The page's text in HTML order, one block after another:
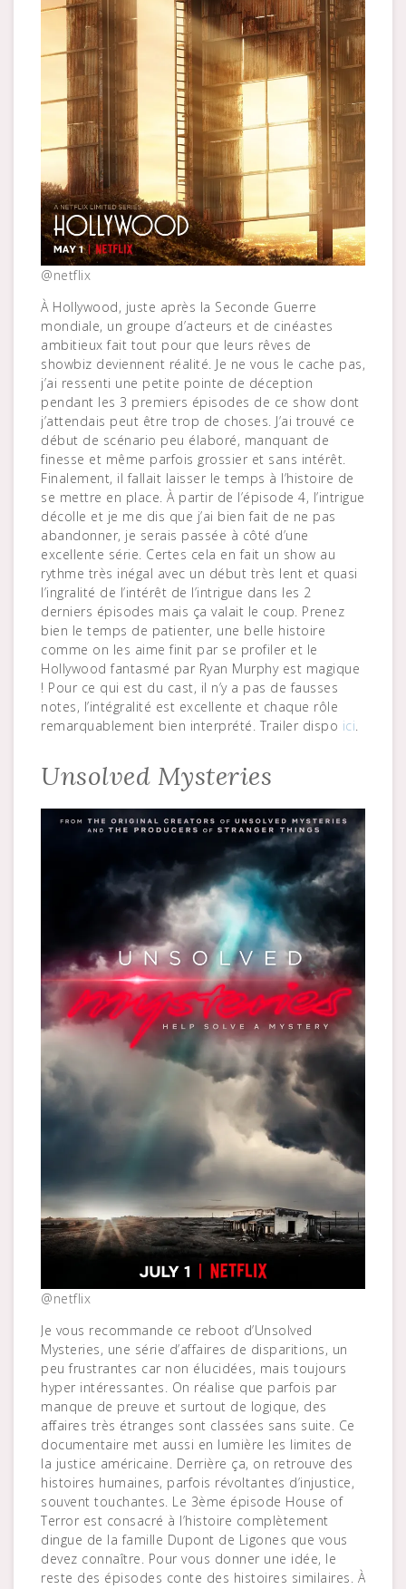
@netflix
À Hollywood, juste après la Seconde Guerre
mondiale, un groupe d’acteurs et de cinéastes
ambitieux fait tout pour que leurs rêves de
showbiz deviennent réalité. Je ne vous le cache pas,
j’ai ressenti une petite pointe de déception
pendant les 3 premiers épisodes de ce show dont
j’attendais peut être trop de choses. J’ai trouvé ce
début de scénario peu élaboré, manquant de
finesse et même parfois grossier et sans intérêt.
Finalement, il fallait laisser le temps à l’histoire de
se mettre en place. À partir de l’épisode 4, l’intrigue
décolle et je me dis que j’ai bien fait de ne pas
abandonner, je serais passée à côté d’une
excellente série. Certes cela en fait un show au
rythme très inégal avec un début très lent et quasi
l’ingralité de l’intérêt de l’intrigue dans les 2
derniers épisodes mais ça valait le coup. Prenez
bien le temps de patienter, une belle histoire
comme on les aime finit par se profiler et le
Hollywood fantasmé par Ryan Murphy est magique
! Pour ce qui est du cast, il n’y a pas de fausses
notes, l’intégralité est excellente et chaque rôle
remarquablement bien interprété. Trailer dispo ici.
Unsolved Mysteries
@netflix
Je vous recommande ce reboot d’Unsolved
Mysteries, une série d’affaires de disparitions, un
peu frustrantes car non élucidées, mais toujours
hyper intéressantes. On réalise que parfois par
manque de preuve et surtout de logique, des
affaires très étranges sont classées sans suite. Ce
documentaire met aussi en lumière les limites de
la justice américaine. Derrière ça, on retrouve des
histoires humaines, parfois révoltantes d’injustice,
souvent touchantes. Le 3ème épisode House of
Terror est consacré à l’histoire complètement
dingue de la famille Dupont de Ligones que vous
devez connaître. Pour vous donner une idée, le
reste des épisodes conte des histoires similaires. À